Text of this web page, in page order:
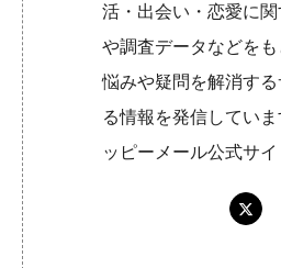
活・出会い・恋愛に
や調査データなどを
悩みや疑問を解消す
る情報を発信して
ッピーメール公式サイ